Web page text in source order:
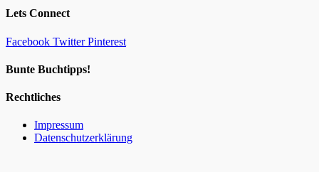
Lets Connect
Facebook Twitter Pinterest
Bunte Buchtipps!
Rechtliches
Impressum
Datenschutzerklärung